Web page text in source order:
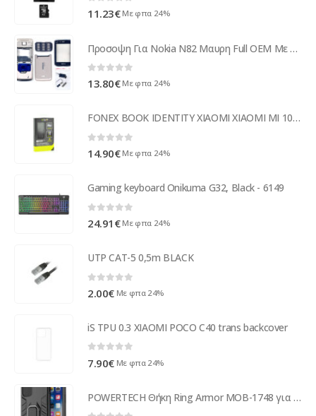
0 out of 5
11.23€ Με φπα 24%
Προσοψη Για Nokia N82 Μαυρη Full OEM Με Τζαμακι,Πλαστικα Κουμπακια,Καλυμμα Πληκτρολογιου Και Καμερας-Πληκτρολογιο
0 out of 5
13.80€ Με φπα 24%
FONEX BOOK IDENTITY XIAOMI XIAOMI MI 10T/10T PRO Black
0 out of 5
14.90€ Με φπα 24%
Gaming keyboard Onikuma G32, Black - 6149
0 out of 5
24.91 € Με φπα 24%
UTP CAT-5 0,5m BLACK
2.00€ Με φπα 24%
iS TPU 0.3 XIAOMI POCO C40 trans backcover
7.90€ Με φπα 24%
POWERTECH Θήκη Ring Armor MOB-1748 για iPhone 14 Pro, μαύρη